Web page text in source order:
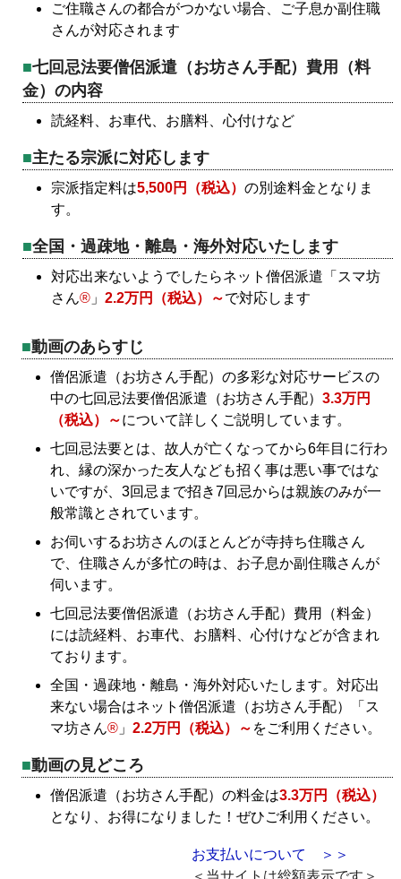
ご住職さんの都合がつかない場合、ご子息か副住職
さんが対応されます
七回忌法要僧侶派遣（お坊さん手配）費用（料
金）の内容
読経料、お車代、お膳料、心付けなど
主たる宗派に対応します
宗派指定料は5,500円（税込） の別途料金となりま
す。
全国・過疎地・離島・海外対応いたします
対応出来ないようでしたらネット僧侶派遣「スマ坊
さん®」 2.2万円（税込）～で対応します
動画のあらすじ
僧侶派遣（お坊さん手配）の多彩な対応サービスの
中の七回忌法要僧侶派遣（お坊さん手配）3.3万円
（税込）～について詳しくご説明しています。
七回忌法要とは、故人が亡くなってから6年目に行わ
れ、縁の深かった友人なども招く事は悪い事ではな
いですが、3回忌まで招き7回忌からは親族のみが一
般常識とされています。
お伺いするお坊さんのほとんどが寺持ち住職さん
で、住職さんが多忙の時は、お子息か副住職さんが
伺います。
七回忌法要僧侶派遣（お坊さん手配）費用（料金）
には読経料、お車代、お膳料、心付けなどが含まれ
ております。
全国・過疎地・離島・海外対応いたします。対応出
来ない場合はネット僧侶派遣（お坊さん手配）「ス
マ坊さん® 」2.2万円（税込）～ をご利用ください。
動画の見どころ
僧侶派遣（お坊さん手配）の料金は3.3万円（税込）
となり、お得になりました！ぜひご利用ください。
お支払いについて ＞＞